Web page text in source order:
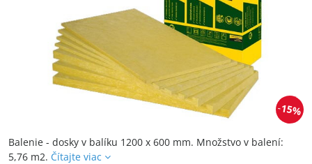
15%
Balenie - dosky v balíku 1200 x 600 mm. Množstvo v balení:
5,76 m2. Čítajte viac